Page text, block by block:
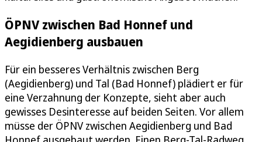
ÖPNV zwischen Bad Honnef und
Aegidienberg ausbauen
Für ein besseres Verhältnis zwischen Berg
(Aegidienberg) und Tal (Bad Honnef) plädiert er für
eine Verzahnung der Konzepte, sieht aber auch
gewisses Desinteresse auf beiden Seiten. Vor allem
müsse der ÖPNV zwischen Aegidienberg und Bad